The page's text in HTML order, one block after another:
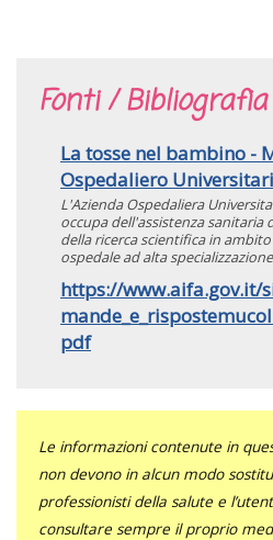
Fonti / Bibliografia
La tosse nel bambino -
Ospedaliero
L'Azienda Ospedaliera
occupa dell'assistenza sanitaria
della ricerca scientifica in
ospedale ad alta
https://www.aifa.gov.it/
pdf
Le informazioni contenute in
non devono in alcun modo
professionisti della salute e
consultare sempre il proprio